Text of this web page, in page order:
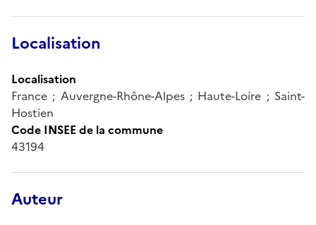
Localisation
Localisation
France ; Auvergne-Rhône-Alpes ; Haute-Loire ; Saint-
Hostien
Code INSEE de la commune
43194
Auteur